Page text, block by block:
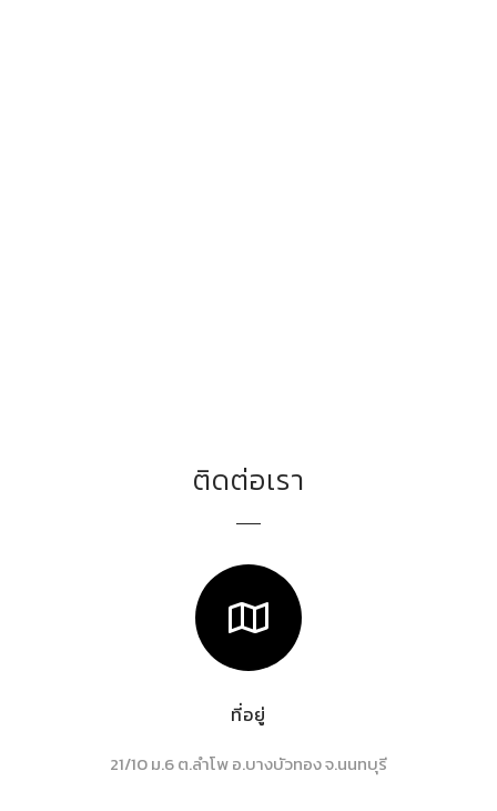
ติดต่อเรา
ที่อยู่
21/10 ม.6 ต.ลำโพ อ.บางบัวทอง จ.นนทบุรี